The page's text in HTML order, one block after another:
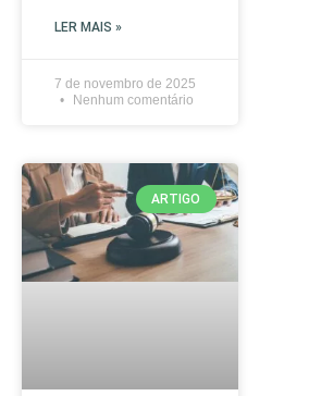
LER MAIS »
7 de novembro de 2025
Nenhum comentário
ARTIGO